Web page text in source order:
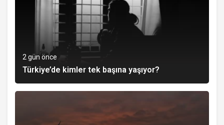
2 gün önce
Türkiye’de kimler tek başına yaşıyor?